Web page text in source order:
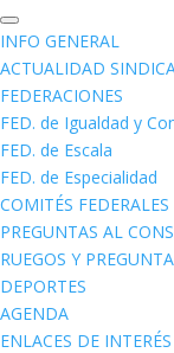
INFO GENERAL
ACTUALIDAD
FEDERACIONES
FED. de Igualdad y
FED. de Escala
FED. de Especialidad
COMITÉS
PREGUNTAS AL
RUEGOS Y
DEPORTES
AGENDA
ENLACES DE INTERÉS